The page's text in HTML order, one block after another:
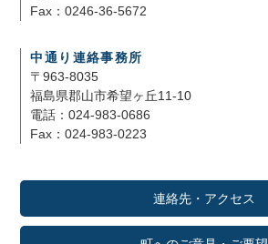
Fax：0246-36-5672
中通り連絡事務所
〒963-8035
福島県郡山市希望ヶ丘11-10
電話：024-983-0686
Fax：024-983-0223
連絡先・アクセス